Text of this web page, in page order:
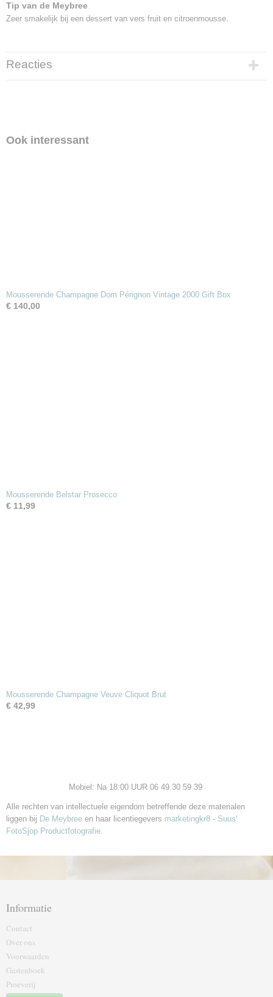
Tip van de Meybree
Zeer smakelijk bij een dessert van vers fruit en citroenmousse.
Reacties
Ook interessant
Mousserende Champagne Dom Pérignon Vintage 2000 Gift Box
€ 140,00
Mousserende Belstar Prosecco
€ 11,99
Mousserende Champagne Veuve Cliquot Brut
€ 42,99
Mobiel: Na 18:00 UUR 06 49 30 59 39
Alle rechten van intellectuele eigendom betreffende deze materialen
liggen bij De Meybree en haar licentiegevers marketingkr8 - Suus'
FotoSjop Productfotografie.
Informatie
Contact
Over ons
Voorwaarden
Gastenboek
Proeverij